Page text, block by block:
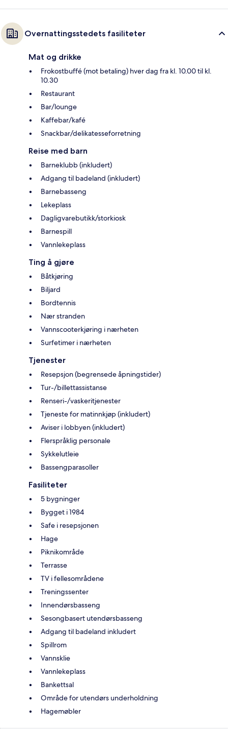
Overnattingsstedets fasiliteter
Mat og drikke
Frokostbuffé (mot betaling) hver dag fra kl. 10.00 til kl.
10.30
Restaurant
Bar/lounge
Kaffebar/kafé
Snackbar/delikatesseforretning
Reise med barn
Barneklubb (inkludert)
Adgang til badeland (inkludert)
Barnebasseng
Lekeplass
Dagligvarebutikk/storkiosk
Barnespill
Vannlekeplass
Ting å gjøre
Båtkjøring
Biljard
Bordtennis
Nær stranden
Vannscooterkjøring i nærheten
Surfetimer i nærheten
Tjenester
Resepsjon (begrensede åpningstider)
Tur-/billettassistanse
Renseri-/vaskeritjenester
Tjeneste for matinnkjøp (inkludert)
Aviser i lobbyen (inkludert)
Flerspråklig personale
Sykkelutleie
Bassengparasoller
Fasiliteter
5 bygninger
Bygget i 1984
Safe i resepsjonen
Hage
Piknikområde
Terrasse
TV i fellesområdene
Treningssenter
Innendørsbasseng
Sesongbasert utendørsbasseng
Adgang til badeland inkludert
Spillrom
Vannsklie
Vannlekeplass
Bankettsal
Område for utendørs underholdning
Hagemøbler